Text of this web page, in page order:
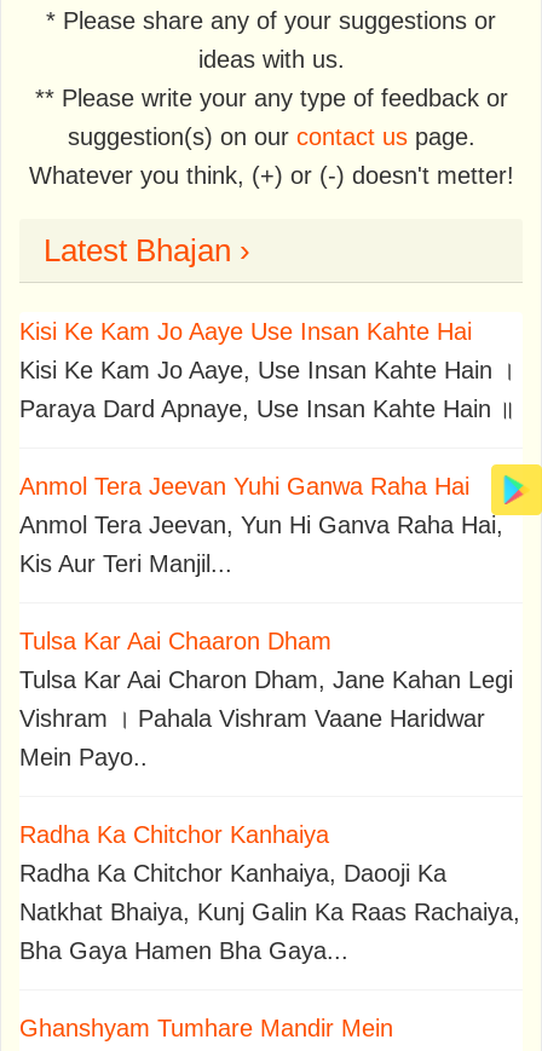
* Please share any of your suggestions or
ideas with us.
** Please write your any type of feedback or
suggestion(s) on our contact uspage.
Whatever you think, (+) or (-) doesn't metter!
Latest Bhajan ›
Kisi Ke Kam Jo Aaye Use Insan Kahte Hai
Kisi Ke Kam Jo Aaye, Use Insan Kahte Hain ।
Paraya Dard Apnaye, Use Insan Kahte Hain ॥
Anmol Tera Jeevan Yuhi Ganwa Raha Hai
Anmol Tera Jeevan, Yun Hi Ganva Raha Hai,
Kis Aur Teri Manjil...
Tulsa Kar Aai Chaaron Dham
Tulsa Kar Aai Charon Dham, Jane Kahan Legi
Vishram । Pahala Vishram Vaane Haridwar
Mein Payo..
Radha Ka Chitchor Kanhaiya
Radha Ka Chitchor Kanhaiya, Daooji Ka
Natkhat Bhaiya, Kunj Galin Ka Raas Rachaiya,
Bha Gaya Hamen Bha Gaya...
Ghanshyam Tumhare Mandir Mein